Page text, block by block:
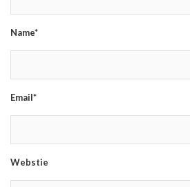
Name*
Email*
Webstie